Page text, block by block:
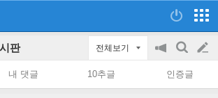
판 전체보기
공
on/off
검
색
글
쓰
내 댓글 10추글 인증글